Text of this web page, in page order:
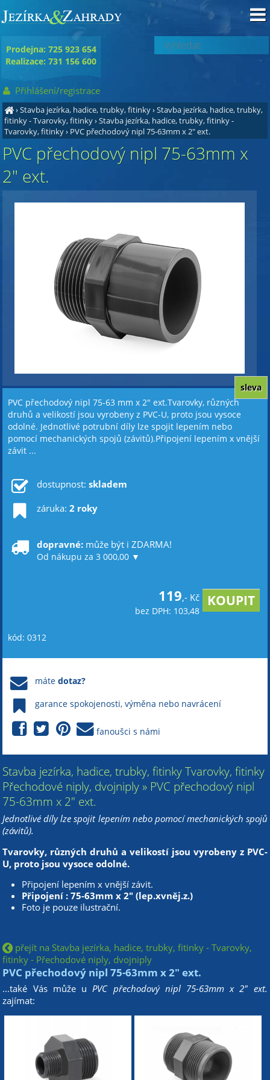
›Stavba jezírka, hadice, trubky, fitinky›Stavba jezírka, hadice, trubky,
fitinky - Tvarovky, fitinky›Stavba jezírka, hadice, trubky, fitinky -
Tvarovky, fitinky› PVC přechodový nipl 75-63mm x 2" ext.
PVC přechodový nipl 75-63mm x
2" ext.
PVC přechodový nipl 75-63 mm x 2" ext.Tvarovky, různých
druhů a velikostí jsou vyrobeny z PVC-U, proto jsou vysoce
odolné. Jednotlivé potrubní díly lze spojit lepením nebo
pomocí mechanických spojů (závitů).Připojení lepením x vnější
závit ...
sleva
dostupnost: skladem
záruka: 2 roky
dopravné: může být i ZDARMA!
Od nákupu za 3 000,00 ▼
119,- Kč
bez DPH: 103,48
kód: 0312
mátedotaz?
garance spokojenosti, výměna nebo navrácení
fanoušci s námi
Stavba jezírka, hadice, trubky, fitinky Tvarovky, fitinky
Přechodové niply, dvojniply » PVC přechodový nipl
75-63mm x 2" ext.
Jednotlivé díly lze spojit lepením nebo pomocí mechanických spojů
(závitů).
Tvarovky, různých druhů a velikostí jsou vyrobeny z PVC-
U, proto jsou vysoce odolné.
Připojení lepením x vnější závit.
Připojení : 75-63mm x 2" (lep.xvněj.z.)
Foto je pouze ilustrační.
přejít na Stavba jezírka, hadice, trubky, fitinky - Tvarovky,
fitinky - Přechodové niply, dvojniply
PVC přechodový nipl 75-63mm x 2" ext.
...také Vás může u PVC přechodový nipl 75-63mm x 2" ext.
zajímat:
Prodejna: 725 923 654
Realizace: 731 156 600
Přihlášení/registrace